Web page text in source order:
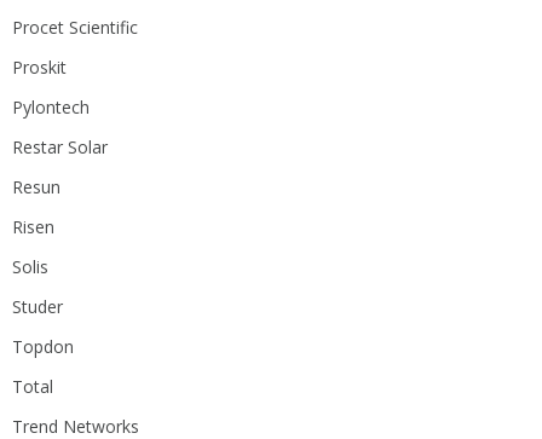
Procet Scientific
Proskit
Pylontech
Restar Solar
Resun
Risen
Solis
Studer
Topdon
Total
Trend Networks